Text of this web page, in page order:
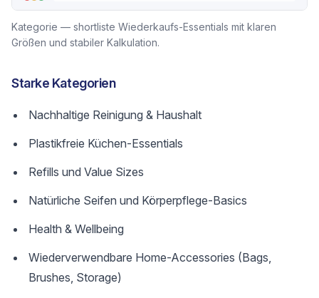
Kategorie — shortliste Wiederkaufs-Essentials mit klaren
Größen und stabiler Kalkulation.
Starke Kategorien
Nachhaltige Reinigung & Haushalt
Plastikfreie Küchen-Essentials
Refills und Value Sizes
Natürliche Seifen und Körperpflege-Basics
Health & Wellbeing
Wiederverwendbare Home-Accessories (Bags,
Brushes, Storage)